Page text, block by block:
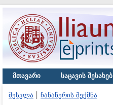
მთავარი საცავის შესახებ
შესვლა ჩანაწერის შექმნა